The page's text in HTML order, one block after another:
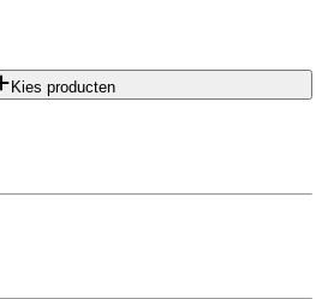
Kies producten